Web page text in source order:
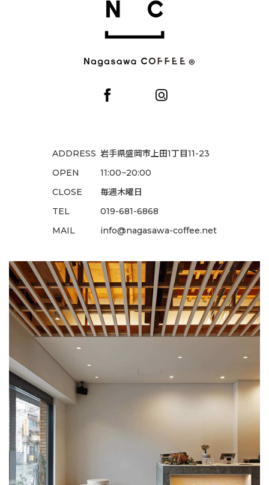
ADDRESS 岩手県盛岡市上田1丁目11-23
OPEN
11:00~20:00
CLOSE
毎週木曜日
TEL
019-681-6868
MAIL
info@nagasawa-coffee.net